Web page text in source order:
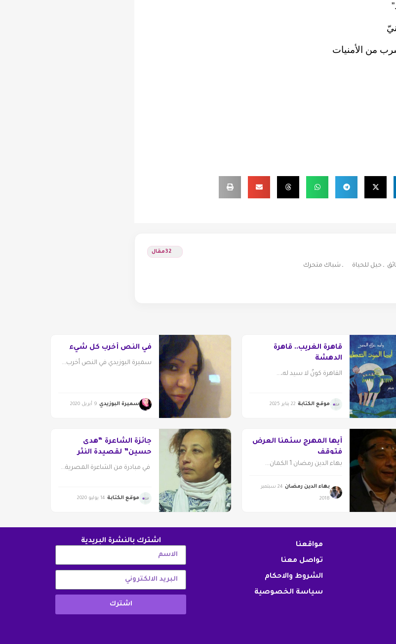
من الأمنيات
32مقال
ـ حيل للحياة ـ شباك متحرك
قاهرةُ الغريب.. قاهرةُ
الدهشة
القاهرة كونٌ لا سيد له،...
موقع الكتابة 22 يناير 2025
في النص أخرب كل شيء
سميرة البوزيدي في النص أخرب...
سميرة البوزيدي 9 أبريل 2020
أيها المهرج سئمنا العرض
فتوقف
بهاء الدين رمضان 1 الكمان...
بهاء الدين رمضان 24 سبتمبر
2018
جائزة الشاعرة “هدى
حسين” لقصيدة النثر
في مبادرة من الشاعرة المصرية...
موقع الكتابة 14 يوليو 2020
مواقعنا
تواصل معنا
الشروط والاحكام
سياسة الخصوصية
اشترك بالنشرة البريدية
اشترك